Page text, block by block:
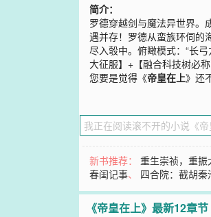
简介：
罗德穿越剑与魔法异世界。
遇并存！罗德从蛮族环伺的
尽入彀中。俯瞰模式：“长
大征服】+【融合科技树必称
您要是觉得《帝皇在上》还
新书推荐：重生崇祯，重振
春闺记事、 四合院：截胡
《帝皇在上》最新12章节